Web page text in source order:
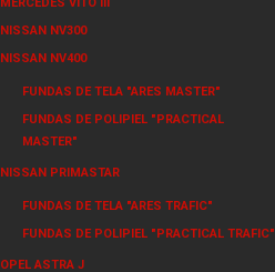
NISSAN NV300
NISSAN NV400
FUNDAS DE TELA "ARES MASTER"
FUNDAS DE POLIPIEL "PRACTICAL
MASTER"
NISSAN PRIMASTAR
FUNDAS DE TELA "ARES TRAFIC"
FUNDAS DE POLIPIEL "PRACTICAL TRAFIC"
OPEL ASTRA J